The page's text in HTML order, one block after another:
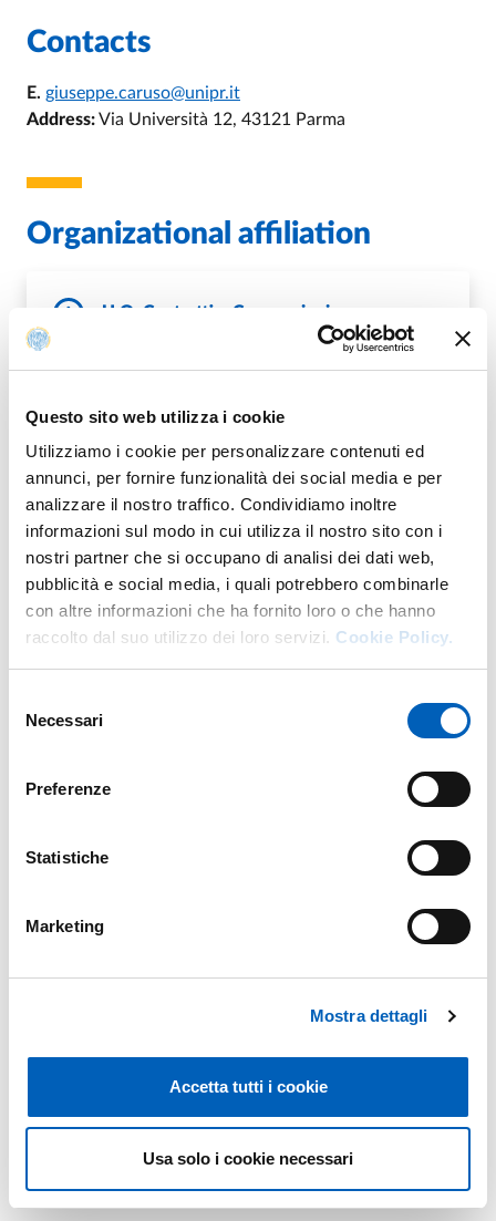
Questo sito web utilizza i cookie
Utilizziamo i cookie per personalizzare contenuti ed
annunci, per fornire funzionalità dei social media e per
analizzare il nostro traffico. Condividiamo inoltre
informazioni sul modo in cui utilizza il nostro sito con i
nostri partner che si occupano di analisi dei dati web,
pubblicità e social media, i quali potrebbero combinarle
con altre informazioni che ha fornito loro o che hanno
raccolto dal suo utilizzo dei loro servizi. Cookie Policy.
delNecessari
Preferenze
Statistiche
Marketing
Mostra dettagli
Accetta tutti i cookie
Usa solo i cookie necessari
Contacts
E. giuseppe.caruso@unipr.it
Address:Via Università 12, 43121 Parma
Organizational affiliation
U.O. Contratti e Convenzioni
More facility staff at this address
Personale tecnico amministrativo